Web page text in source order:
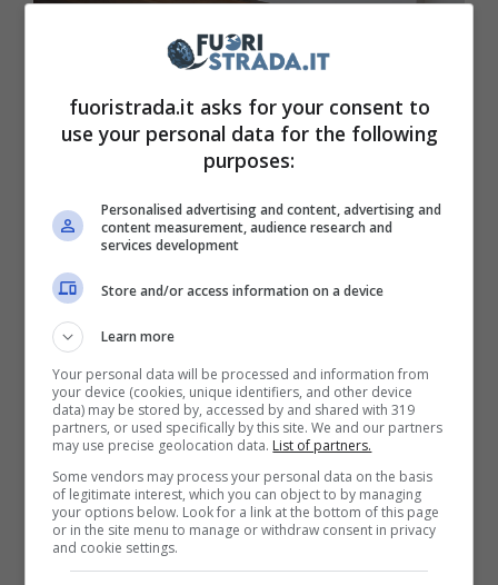
Fuoristrada.it
C’è da dire che ormai siamo nel 2023, e,
dunque, si tratta di un anniversario arrivato in
ritardo, ma ciò non cambia la sostanza.
Infatti, la 812 Competizione in versione
rosso-blu è davvero strepitosa nelle sue linee,
come potrete vedere da questa immagine.
Sulla parte posteriore è ben presente il logo
fuoristrada.it asks for your consent to
use your personal data for the following
purposes:
Personalised advertising and content, advertising and
content measurement, audience research and
services development
Store and/or access information on a device
Learn more
Your personal data will be processed and information from
your device (cookies, unique identifiers, and other device
data) may be stored by, accessed by and shared with 319
partners, or used specifically by this site. We and our partners
may use precise geolocation data. List of partners.
Some vendors may process your personal data on the basis
of legitimate interest, which you can object to by managing
your options below. Look for a link at the bottom of this page
or in the site menu to manage or withdraw consent in privacy
and cookie settings.